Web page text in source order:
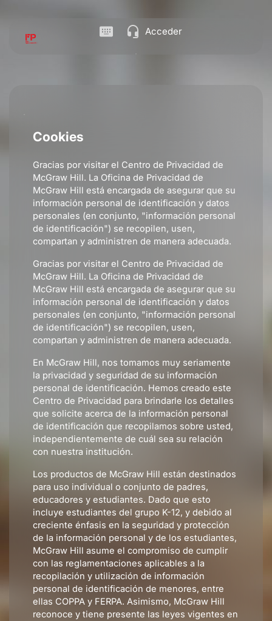
Acceder
Cookies
Gracias por visitar el Centro de Privacidad de
McGraw Hill. La Oficina de Privacidad de
McGraw Hill está encargada de asegurar que su
información personal de identificación y datos
personales (en conjunto, "información personal
de identificación") se recopilen, usen,
compartan y administren de manera adecuada.
Gracias por visitar el Centro de Privacidad de
McGraw Hill. La Oficina de Privacidad de
McGraw Hill está encargada de asegurar que su
información personal de identificación y datos
personales (en conjunto, "información personal
de identificación") se recopilen, usen,
compartan y administren de manera adecuada.
En McGraw Hill, nos tomamos muy seriamente
la privacidad y seguridad de su información
personal de identificación. Hemos creado este
Centro de Privacidad para brindarle los detalles
que solicite acerca de la información personal
de identificación que recopilamos sobre usted,
independientemente de cuál sea su relación
con nuestra institución.
Los productos de McGraw Hill están destinados
para uso individual o conjunto de padres,
educadores y estudiantes. Dado que esto
incluye estudiantes del grupo K-12, y debido al
creciente énfasis en la seguridad y protección
de la información personal y de los estudiantes,
McGraw Hill asume el compromiso de cumplir
con las reglamentaciones aplicables a la
recopilación y utilización de información
personal de identificación de menores, entre
ellas COPPA y FERPA. Asimismo, McGraw Hill
reconoce y tiene presente las leyes vigentes en